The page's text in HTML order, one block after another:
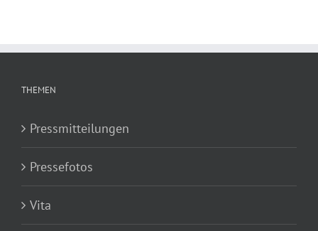
THEMEN
Pressmitteilungen
Pressefotos
Vita